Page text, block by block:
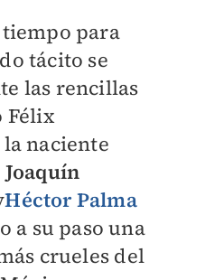
para
tácito se
las rencillas
Félix
naciente
Joaquín
Héctor Palma
a su paso una
crueles del